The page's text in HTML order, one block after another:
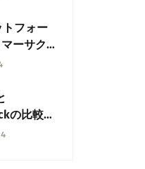
トフォー
ーサクセ
るCXプ
の比較：
2025